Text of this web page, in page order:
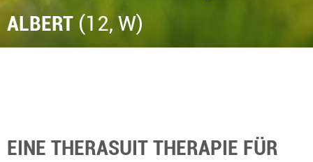
ALBERT (12, W)
EINE THERASUIT THERAPIE FÜR